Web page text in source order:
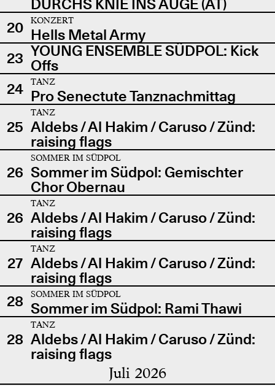
DURCHS KNIE INS AUGE (AT)
20
KONZERT
Hells Metal Army
23 YOUNG ENSEMBLE SÜDPOL: Kick
Offs
24
TANZ
Pro Senectute Tanznachmittag
25
TANZ
Aldebs / Al Hakim / Caruso / Zünd:
raising flags
26
SOMMER IM SÜDPOL
Sommer im Südpol: Gemischter
Chor Obernau
26
TANZ
Aldebs / Al Hakim / Caruso / Zünd:
raising flags
27
TANZ
Aldebs / Al Hakim / Caruso / Zünd:
raising flags
28
SOMMER IM SÜDPOL
Sommer im Südpol: Rami Thawi
28
TANZ
Aldebs / Al Hakim / Caruso / Zünd:
raising flags
Juli 2026